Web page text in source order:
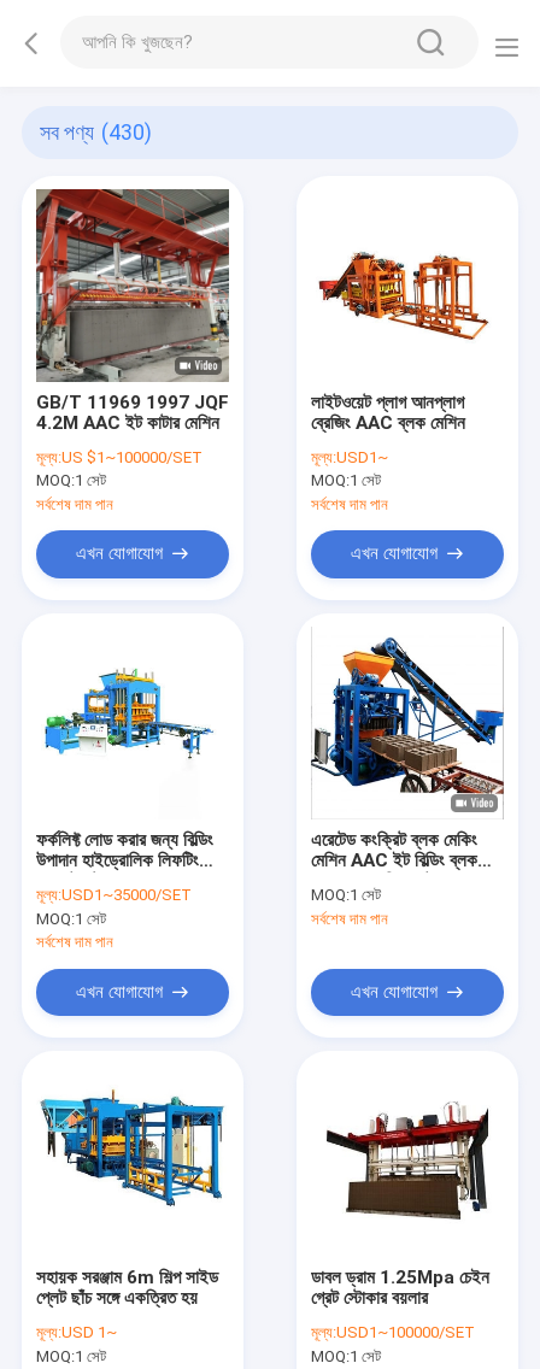
সব পণ্য (430)
GB/T 11969 1997 JQF
4.2M AAC ইট কাটার মেশিন
মূল্য:US $1~100000/SET
MOQ:1 সেট
সর্বশেষ দাম পান
এখন যোগাযোগ
লাইটওয়েট প্লাগ আনপ্লাগ
ব্রেজিং AAC ব্লক মেশিন
মূল্য:USD1~
MOQ:1 সেট
সর্বশেষ দাম পান
এখন যোগাযোগ
ফর্কলিফ্ট লোড করার জন্য বিল্ডিং
উপাদান হাইড্রোলিক লিফটিং
মূল্য:USD1~35000/SET
MOQ:1 সেট
সর্বশেষ দাম পান
এখন যোগাযোগ
এরেটেড কংক্রিট ব্লক মেকিং
মেশিন AAC ইট বিল্ডিং ব্লক
MOQ:1 সেট
সর্বশেষ দাম পান
এখন যোগাযোগ
সহায়ক সরঞ্জাম 6m শিল্প সাইড
প্লেট ছাঁচ সঙ্গে একত্রিত হয়
মূল্য:USD 1~
MOQ:1 সেট
ডাবল ড্রাম 1.25Mpa চেইন
গ্রেট স্টোকার বয়লার
মূল্য:USD1~100000/SET
MOQ:1 সেট